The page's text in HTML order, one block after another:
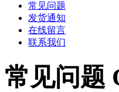
常见问题
发货通知
在线留言
联系我们
常见问题